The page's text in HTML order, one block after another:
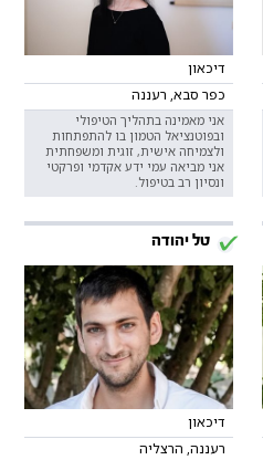
דיכאון
כפר סבא, רעננה
אני מאמינה בתהליך הטיפולי
ובפוטנציאל הטמון בו להתפתחות
ולצמיחה אישית, זוגית ומשפחתית
אני מביאה עמי ידע אקדמי ופרקטי
ונסיון רב בטיפול.
טל יהודה
דיכאון
רעננה, הרצליה